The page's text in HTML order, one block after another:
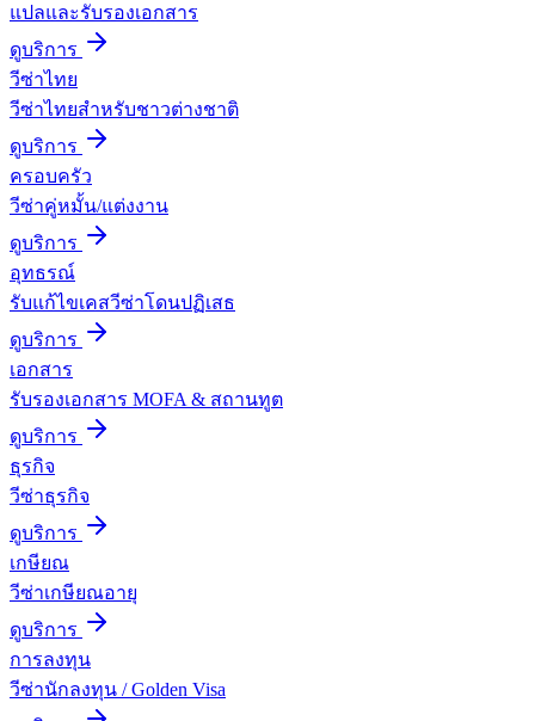
แปลและรับรองเอกสาร
ดูบริการ
วีซ่าไทย
วีซ่าไทยสำหรับชาวต่างชาติ
ดูบริการ
ครอบครัว
วีซ่าคู่หมั้น/แต่งงาน
ดูบริการ
อุทธรณ์
รับแก้ไขเคสวีซ่าโดนปฏิเสธ
ดูบริการ
เอกสาร
รับรองเอกสาร MOFA & สถานทูต
ดูบริการ
ธุรกิจ
วีซ่าธุรกิจ
ดูบริการ
เกษียณ
วีซ่าเกษียณอายุ
ดูบริการ
การลงทุน
วีซ่านักลงทุน / Golden Visa